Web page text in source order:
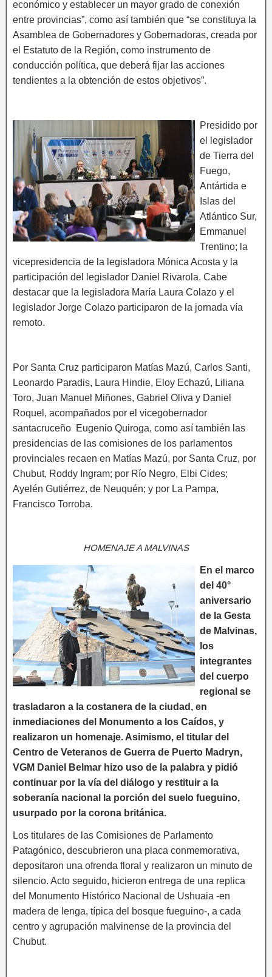
económico y establecer un mayor grado de conexión
entre provincias”, como así también que “se constituya la
Asamblea de Gobernadores y Gobernadoras, creada por
el Estatuto de la Región, como instrumento de
conducción política, que deberá fijar las acciones
tendientes a la obtención de estos objetivos”.
Presidido por
el legislador
de Tierra del
Fuego,
Antártida e
Islas del
Atlántico Sur,
Emmanuel
Trentino; la
vicepresidencia de la legisladora Mónica Acosta y la
participación del legislador Daniel Rivarola. Cabe
destacar que la legisladora María Laura Colazo y el
legislador Jorge Colazo participaron de la jornada vía
remoto.
Por Santa Cruz participaron Matías Mazú, Carlos Santi,
Leonardo Paradis, Laura Hindie, Eloy Echazú, Liliana
Toro, Juan Manuel Miñones, Gabriel Oliva y Daniel
Roquel, acompañados por el vicegobernador
santacruceño Eugenio Quiroga, como así también las
presidencias de las comisiones de los parlamentos
provinciales recaen en Matías Mazú, por Santa Cruz, por
Chubut, Roddy Ingram; por Río Negro, Elbi Cides;
Ayelén Gutiérrez, de Neuquén; y por La Pampa,
Francisco Torroba.
HOMENAJE A MALVINAS
En el marco
del 40°
aniversario
de la Gesta
de Malvinas,
los
integrantes
del cuerpo
regional se
trasladaron a la costanera de la ciudad, en
inmediaciones del Monumento a los Caídos, y
realizaron un homenaje. Asimismo, el titular del
Centro de Veteranos de Guerra de Puerto Madryn,
VGM Daniel Belmar hizo uso de la palabra y pidió
continuar por la vía del diálogo y restituir a la
soberanía nacional la porción del suelo fueguino,
usurpado por la corona británica.
Los titulares de las Comisiones de Parlamento
Patagónico, descubrieron una placa conmemorativa,
depositaron una ofrenda floral y realizaron un minuto de
silencio. Acto seguido, hicieron entrega de una replica
del Monumento Histórico Nacional de Ushuaia -en
madera de lenga, típica del bosque fueguino-, a cada
centro y agrupación malvinense de la provincia del
Chubut.